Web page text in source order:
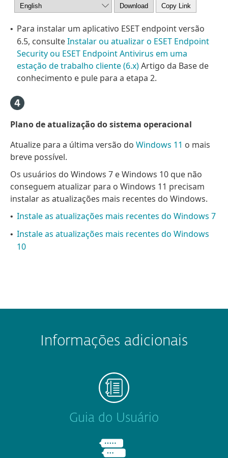
• Para instalar um aplicativo ESET endpoint versão
6.5, consulteInstalar ou atualizar o ESET Endpoint
Security ou ESET Endpoint Antivirus em uma
estação de trabalho cliente (6.x)Artigo da Base de
conhecimento e pule para a etapa 2.
Plano de atualização do sistema operacional
Atualize para a última versão do Windows 11 o mais
breve possível.
Os usuários do Windows 7 e Windows 10 que não
conseguem atualizar para o Windows 11 precisam
instalar as atualizações mais recentes do Windows.
• Instale as atualizações mais recentes do Windows 7
• Instale as atualizações mais recentes do Windows
10
Informações adicionais
Guia do Usuário